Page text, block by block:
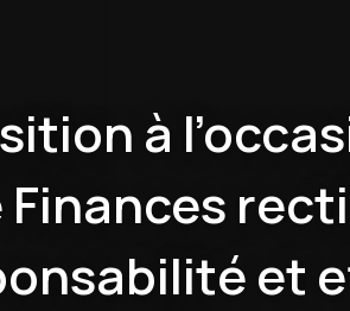
à
Finances
et